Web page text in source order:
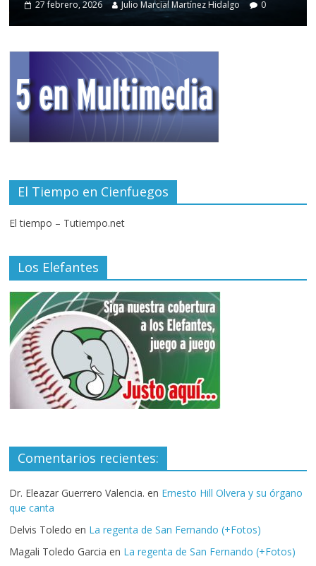
27 febrero, 2026 Julio Marcial Martínez Hidalgo 0
El Tiempo en Cienfuegos
El tiempo – Tutiempo.net
Los Elefantes
Comentarios recientes:
Dr. Eleazar Guerrero Valencia. en Ernesto Hill Olvera y su órgano
que canta
Delvis Toledo en La regenta de San Fernando (+Fotos)
Magali Toledo Garcia en La regenta de San Fernando (+Fotos)